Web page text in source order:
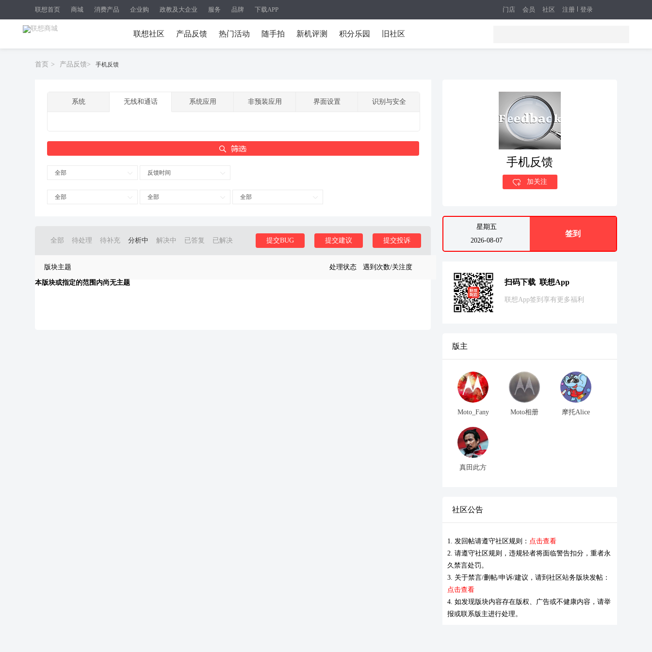
联想首页 商城 消费产品 企业购 政教及大企业 服务 品牌 下载APP 注册 登录
门店 会员 社区
联想社区 产品反馈 热门活动 随手拍 新机评测 积分乐园 旧社区
首页 > 产品反馈> 手机反馈
系统 无线和通话 系统应用 非预装应用 界面设置 识别与安全
全部 反馈时间
全部 全部 全部
全部 待处理 待补充 分析中 解决中 已答复 已解决 提交投诉
提交建议
提交BUG
版块主题 处理状态 遇到次数/关注度
本版块或指定的范围内尚无主题
手机反馈
加关注
星期五
2026-08-07
签到
扫码下载 联想App
联想App签到享有更多福利
版主
Moto_Fany Moto相册 摩托Alice
真田此方
社区公告
1. 发回帖请遵守社区规则： 点击查看
2. 请遵守社区规则，违规轻者将面临警告扣分，重者永
久禁言处罚。
3. 关于禁言/删帖/申诉/建议，请到社区站务版块发帖：
点击查看
4. 如发现版块内容存在版权、广告或不健康内容，请举
报或联系版主进行处理。